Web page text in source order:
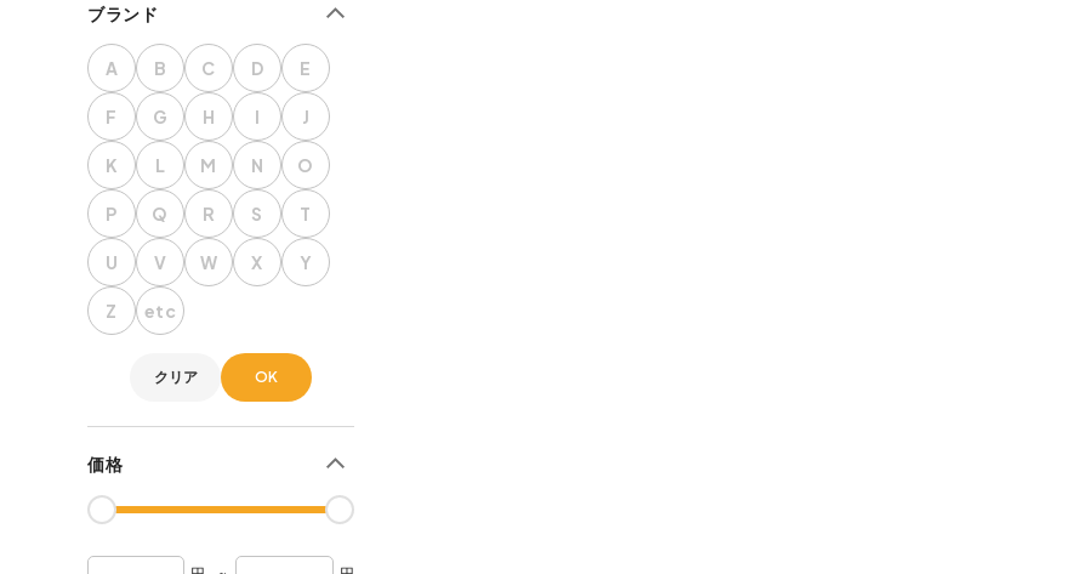
シューズ
バッグ
テーブル・チェア
ランタン・ライト
焚き火台・グリル
燃焼器具・燃料
ナイフ・刃物
調理器具
食器・カトラリー
コンテナ・ギアケース
ラックスタンド
クーラーボックス
水筒・ボトル
グランドシート
インテリア
防災・サバイバル
食品
ガーデニング
雑誌・書籍
ブランド
A B C D E
F G H I J
K L M N O
P Q R S T
U V W X Y
Z etc
クリア OK
価格